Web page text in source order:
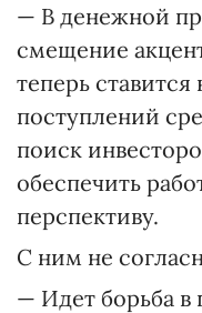
— В денежной
смещение
теперь
поступлений
поиск
обеспечить
перспективу.
С ним не
— Идет борьба в